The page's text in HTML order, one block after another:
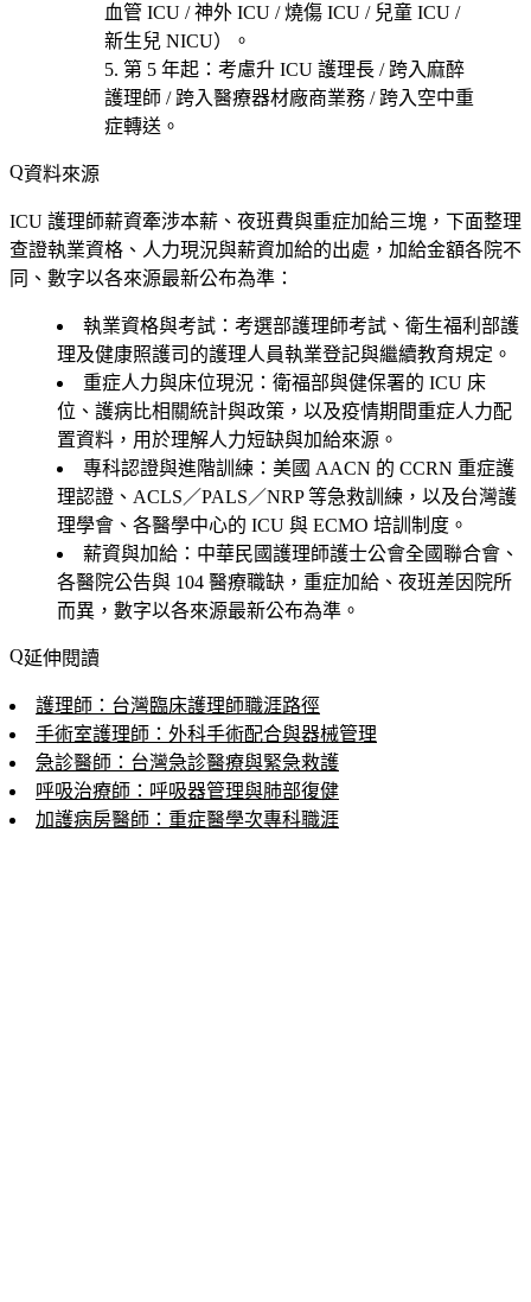
血管 ICU / 神外 ICU / 燒傷 ICU / 兒童 ICU /
新生兒 NICU）。
第 5 年起 ：考慮升 ICU 護理長 / 跨入麻醉
護理師 / 跨入醫療器材廠商業務 / 跨入空中重
症轉送 。
資料來源
ICU 護理師薪資牽涉本薪、夜班費與重症加給三塊，下面整理
查證執業資格、人力現況與薪資加給的出處，加給金額各院不
同、數字以各來源最新公布為準：
執業資格與考試 ：考選部護理師考試、衛生福利部護
理及健康照護司的護理人員執業登記與繼續教育規定。
重症人力與床位現況 ：衛福部與健保署的 ICU 床
位、護病比相關統計與政策，以及疫情期間重症人力配
置資料，用於理解人力短缺與加給來源。
專科認證與進階訓練 ：美國 AACN 的 CCRN 重症護
理認證、ACLS／PALS／NRP 等急救訓練，以及台灣護
理學會、各醫學中心的 ICU 與 ECMO 培訓制度。
薪資與加給 ：中華民國護理師護士公會全國聯合會、
各醫院公告與 104 醫療職缺，重症加給、夜班差因院所
而異，數字以各來源最新公布為準。
延伸閱讀
護理師：台灣臨床護理師職涯路徑
手術室護理師：外科手術配合與器械管理
急診醫師：台灣急診醫療與緊急救護
呼吸治療師：呼吸器管理與肺部復健
加護病房醫師：重症醫學次專科職涯